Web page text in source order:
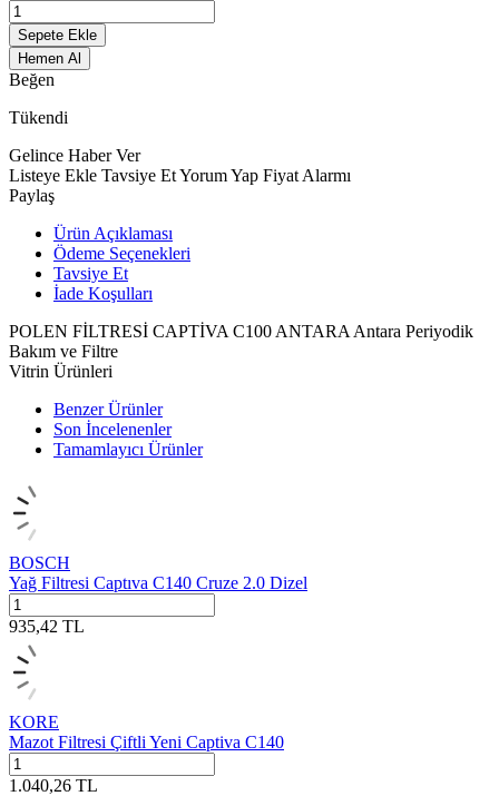
Sepete Ekle
Hemen Al
Beğen
Tükendi
Gelince Haber Ver
Listeye Ekle Tavsiye EtYorum Yap Fiyat Alarmı
Paylaş
Ürün Açıklaması
Ödeme Seçenekleri
Tavsiye Et
İade Koşulları
POLEN FİLTRESİ CAPTİVA C100 ANTARA Antara Periyodik
Bakım ve Filtre
Vitrin Ürünleri
Benzer Ürünler
Son İncelenenler
Tamamlayıcı Ürünler
BOSCH
Yağ Filtresi Captıva C140 Cruze 2.0 Dizel
935,42 TL
KORE
Mazot Filtresi Çiftli Yeni Captiva C140
1.040,26 TL